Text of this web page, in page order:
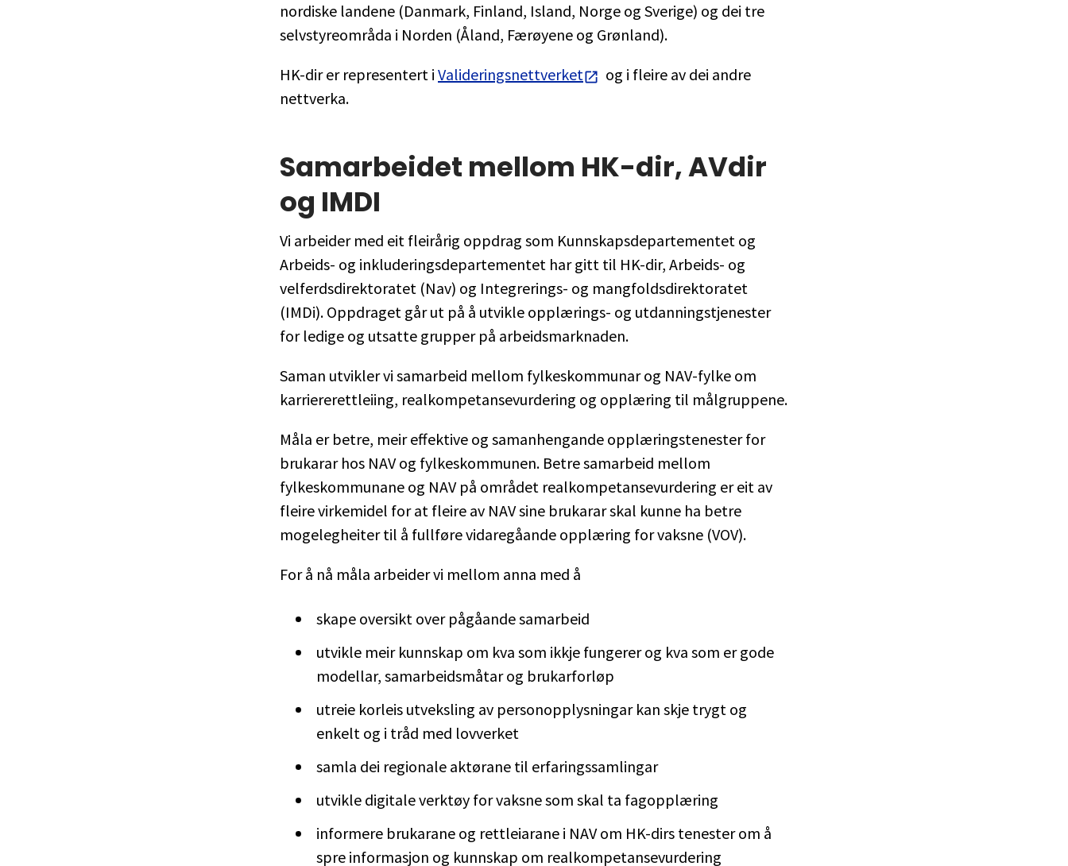
nordiske landene (Danmark, Finland, Island, Norge og Sverige) og dei tre
selvstyreområda i Norden (Åland, Færøyene og Grønland).
HK-dir er representert i Valideringsnettverket
og i fleire av dei andre
nettverka.
Samarbeidet mellom HK-dir, AVdir
og IMDI
Vi arbeider med eit fleirårig oppdrag som Kunnskapsdepartementet og
Arbeids- og inkluderingsdepartementet har gitt til HK-dir, Arbeids- og
velferdsdirektoratet (Nav) og Integrerings- og mangfoldsdirektoratet
(IMDi). Oppdraget går ut på å utvikle opplærings- og utdanningstjenester
for ledige og utsatte grupper på arbeidsmarknaden.
Saman utvikler vi samarbeid mellom fylkeskommunar og NAV-fylke om
karriererettleiing, realkompetansevurdering og opplæring til målgruppene.
Måla er betre, meir effektive og samanhengande opplæringstenester for
brukarar hos NAV og fylkeskommunen. Betre samarbeid mellom
fylkeskommunane og NAV på området realkompetansevurdering er eit av
fleire virkemidel for at fleire av NAV sine brukarar skal kunne ha betre
mogelegheiter til å fullføre vidaregåande opplæring for vaksne (VOV).
For å nå måla arbeider vi mellom anna med å
skape oversikt over pågåande samarbeid
utvikle meir kunnskap om kva som ikkje fungerer og kva som er gode
modellar, samarbeidsmåtar og brukarforløp
utreie korleis utveksling av personopplysningar kan skje trygt og
enkelt og i tråd med lovverket
samla dei regionale aktørane til erfaringssamlingar
utvikle digitale verktøy for vaksne som skal ta fagopplæring
informere brukarane og rettleiarane i NAV om HK-dirs tenester om å
spre informasjon og kunnskap om realkompetansevurdering